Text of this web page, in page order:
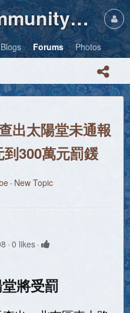
Insoler Community・Photos
Blogs Forums Photos
出太陽堂未通報
300萬元罰鍰
New Topic
0 likes
將受罰